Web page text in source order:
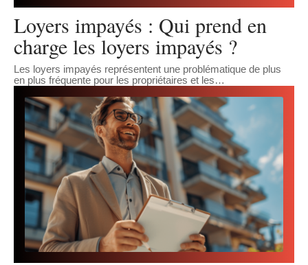
Loyers impayés : Qui prend en
charge les loyers impayés ?
Les loyers impayés représentent une problématique de plus
en plus fréquente pour les propriétaires et les…